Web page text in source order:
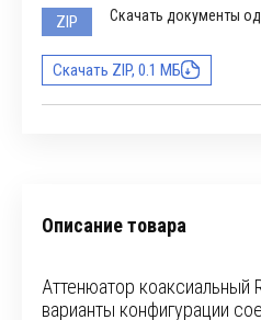
ZIP Скачать документы
Скачать ZIP, 0.1 МБ
Описание товара
Аттенюатор коаксиальный
варианты конфигурации